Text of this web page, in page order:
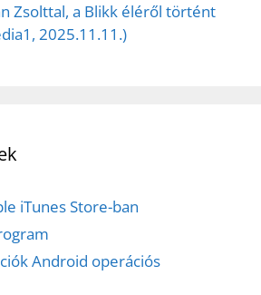
Zsolttal, a Blikk éléről történt
2025.11.11.)
iTunes Store-ban
Android operációs